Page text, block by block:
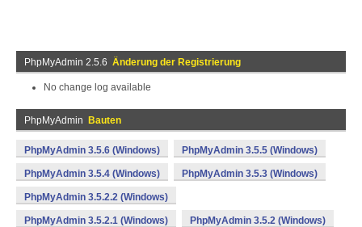
PhpMyAdmin 2.5.6 Änderung der Registrierung
No change log available
PhpMyAdmin Bauten
PhpMyAdmin 3.5.6 (Windows) PhpMyAdmin 3.5.5 (Windows)
PhpMyAdmin 3.5.4 (Windows) PhpMyAdmin 3.5.3 (Windows)
PhpMyAdmin 3.5.2.2 (Windows)
PhpMyAdmin 3.5.2.1 (Windows) PhpMyAdmin 3.5.2 (Windows)